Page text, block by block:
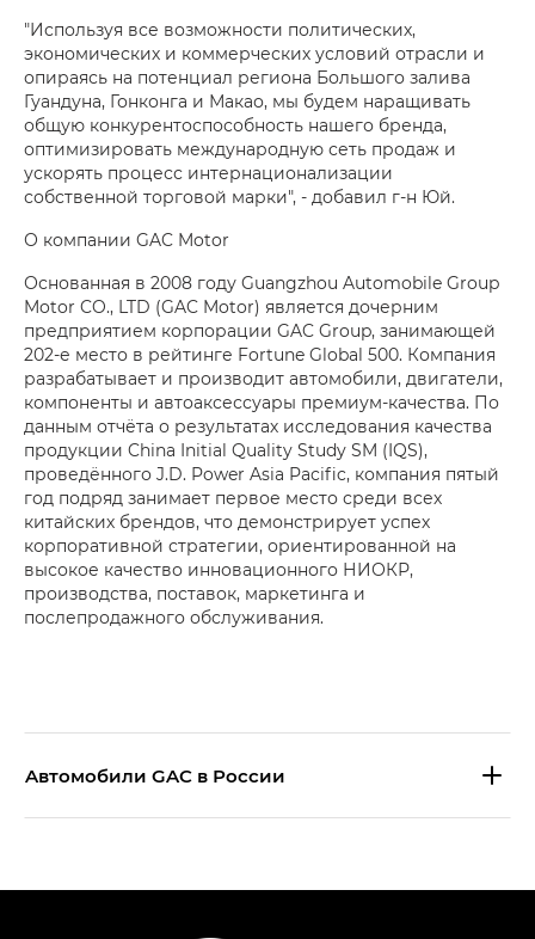
"Используя все возможности политических,
экономических и коммерческих условий отрасли и
опираясь на потенциал региона Большого залива
Гуандуна, Гонконга и Макао, мы будем наращивать
общую конкурентоспособность нашего бренда,
оптимизировать международную сеть продаж и
ускорять процесс интернационализации
собственной торговой марки", - добавил г-н Юй.
О компании GAC Motor
Основанная в 2008 году Guangzhou Automobile Group
Motor CO., LTD (GAC Motor) является дочерним
предприятием корпорации GAC Group, занимающей
202-е место в рейтинге Fortune Global 500. Компания
разрабатывает и производит автомобили, двигатели,
компоненты и автоаксессуары премиум-качества. По
данным отчёта о результатах исследования качества
продукции China Initial Quality Study SM (IQS),
проведённого J.D. Power Asia Pacific, компания пятый
год подряд занимает первое место среди всех
китайских брендов, что демонстрирует успех
корпоративной стратегии, ориентированной на
высокое качество инновационного НИОКР,
производства, поставок, маркетинга и
послепродажного обслуживания.
Aвтомобили GAC в России
Эс Икс ПРЕМИУМ — SX PREMIUM